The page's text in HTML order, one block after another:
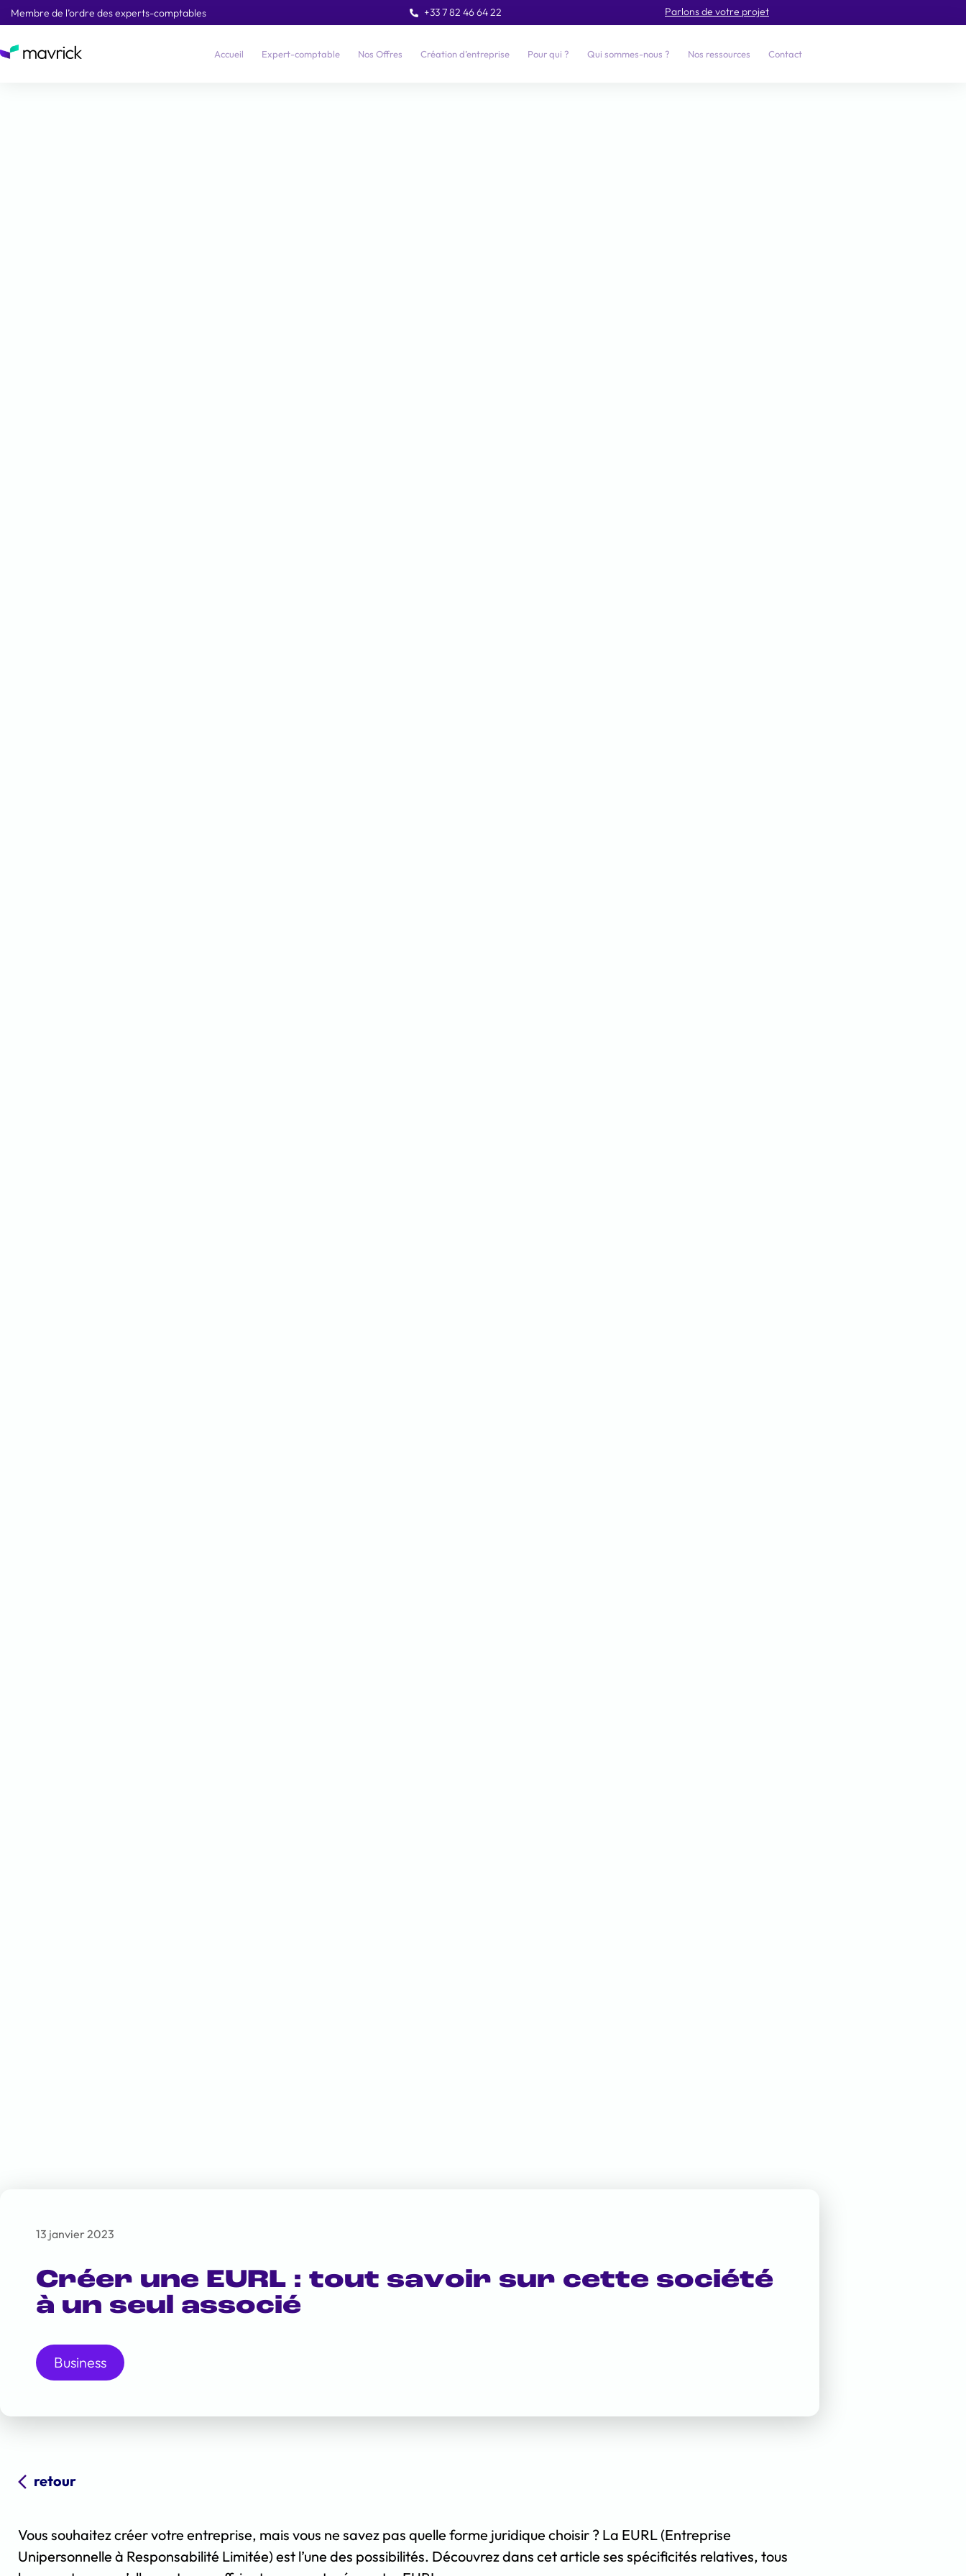
Membre de l’ordre des experts-comptables +33 7 82 46 64 22 Parlons de votre projet
Accueil Expert-comptable Nos Offres Création d’entreprise Pour qui ? Qui sommes-nous ? Nos ressources Contact
13 janvier 2023
Créer une EURL : tout savoir sur cette société
à un seul associé
Business
retour
Vous souhaitez créer votre entreprise, mais vous ne savez pas quelle forme juridique choisir ? La EURL (Entreprise
Unipersonnelle à Responsabilité Limitée) est l’une des possibilités. Découvrez dans cet article ses spécificités relatives, tous